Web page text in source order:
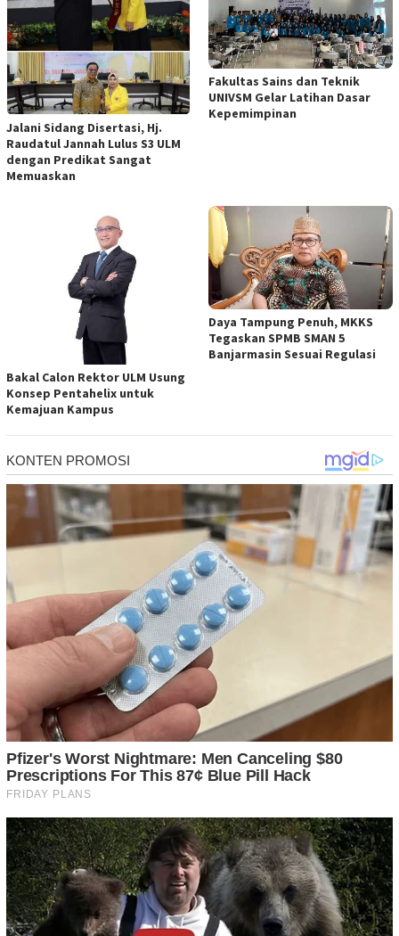
Jalani Sidang Disertasi, Hj.
Raudatul Jannah Lulus S3 ULM
dengan Predikat Sangat
Memuaskan
Fakultas Sains dan Teknik
UNIVSM Gelar Latihan Dasar
Kepemimpinan
Bakal Calon Rektor ULM Usung
Konsep Pentahelix untuk
Kemajuan Kampus
Daya Tampung Penuh, MKKS
Tegaskan SPMB SMAN 5
Banjarmasin Sesuai Regulasi